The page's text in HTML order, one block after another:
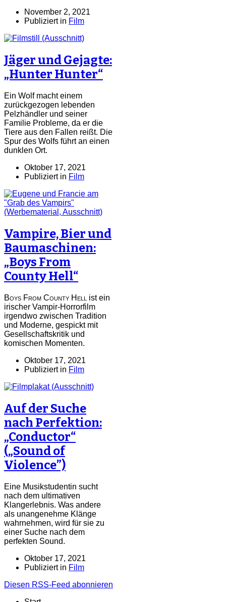
November 2, 2021
Publiziert in Film
Jäger und Gejagte:
„Hunter Hunter“
Ein Wolf macht einem
zurückgezogen lebenden
Pelzhändler und seiner
Familie Probleme, da er die
Tiere aus den Fallen reißt. Die
Spur des Wolfs führt an einen
dunklen Ort.
Oktober 17, 2021
Publiziert in Film
Vampire, Bier und
Baumaschinen:
„Boys From
County Hell“
Boys From County Hell ist ein
irischer Vampir-Horrorfilm
irgendwo zwischen Tradition
und Moderne, gespickt mit
Gesellschaftskritik und
komischen Momenten.
Oktober 17, 2021
Publiziert in Film
Auf der Suche
nach Perfektion:
„Conductor“
(„Sound of
Violence”)
Eine Musikstudentin sucht
nach dem ultimativen
Klangerlebnis. Was andere
als unangenehme Klänge
wahrnehmen, wird für sie zu
einer Suche nach dem
perfekten Sound.
Oktober 17, 2021
Publiziert in Film
Diesen RSS-Feed abonnieren